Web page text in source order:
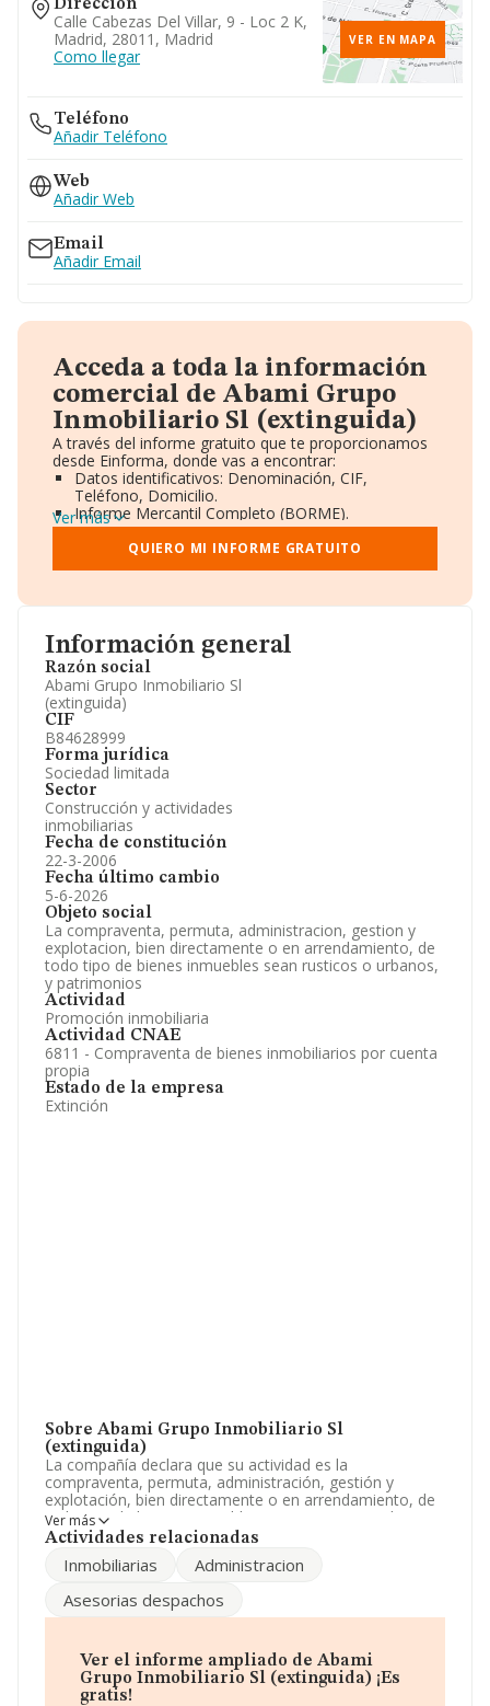
Información general
Razón social
Abami Grupo Inmobiliario Sl
(extinguida)
CIF
B84628999
Forma jurídica
Sociedad limitada
Sector
Construcción y actividades
inmobiliarias
Fecha de constitución
22-3-2006
Fecha último cambio
5-6-2026
Objeto social
La compraventa, permuta, administracion, gestion y
explotacion, bien directamente o en arrendamiento, de
todo tipo de bienes inmuebles sean rusticos o urbanos,
y patrimonios
Actividad
Promoción inmobiliaria
Actividad CNAE
6811 - Compraventa de bienes inmobiliarios por cuenta
propia
Estado de la empresa
Extinción
Sobre Abami Grupo Inmobiliario Sl
(extinguida)
La compañía declara que su actividad es la
compraventa, permuta, administración, gestión y
explotación, bien directamente o en arrendamiento, de
todo tipo de bienes inmuebles sean rusticos o urbanos,
y patrimonios. La empresa está registrada como
empresa no tiene actividad en mercados exteriores.
La empresaAbami Grupo Inmobiliario S.L
(extinguida), con NIF B84628999, se encuentra en
Madrid.
Con los datos a disposición de INFORMA sobre 67.991
Ver más
Actividades relacionadas
Inmobiliarias
Administracion
Asesorias despachos
Ver el informe ampliado de Abami
Grupo Inmobiliario Sl (extinguida) ¡Es
gratis!
Dirección
Calle Cabezas Del Villar, 9 - Loc 2 K,
Madrid, 28011, Madrid
Como llegar
VER EN MAPA
Teléfono
Añadir Teléfono
Web
Añadir Web
Email
Añadir Email
Acceda a toda la información
comercial de Abami Grupo
Inmobiliario Sl (extinguida)
A través del informe gratuito que te proporcionamos
desde Einforma, donde vas a encontrar:
Datos identificativos: Denominación, CIF,
Teléfono, Domicilio.
Informe Mercantil Completo (BORME).
Gráficos de Evolución Ventas y Empleados.
Consejo de Administración y Administradores.
Directivos y Ejecutivos.
Información oficial y registral complementaria.
Ver más
QUIERO MI INFORME GRATUITO